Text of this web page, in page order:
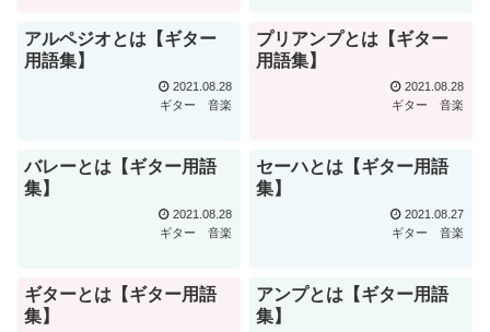
アルペジオとは【ギター
用語集】
2021.08.28
ギター
音楽
プリアンプとは【ギター
用語集】
2021.08.28
ギター
音楽
バレーとは【ギター用語
集】
2021.08.28
ギター
音楽
セーハとは【ギター用語
集】
2021.08.27
ギター
音楽
ギターとは【ギター用語
集】
アンプとは【ギター用語
集】